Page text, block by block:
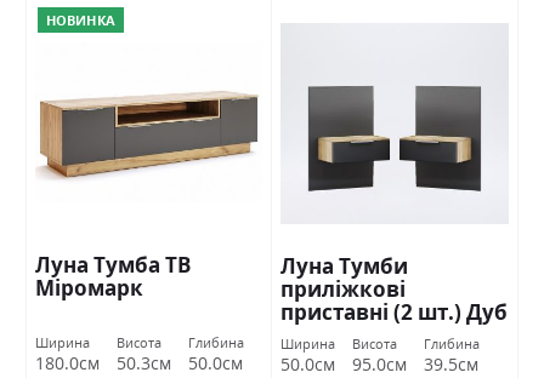
НОВИНКА
Луна Тумба ТВ
Міромарк
Ширина
180.0см
Висота
50.3см
Глибина
50.0см
Луна Тумби
приліжкові
приставні (2 шт.) Дуб
крафт/земля
Міромарк
Ширина
50.0см
Висота
95.0см
Глибина
39.5см